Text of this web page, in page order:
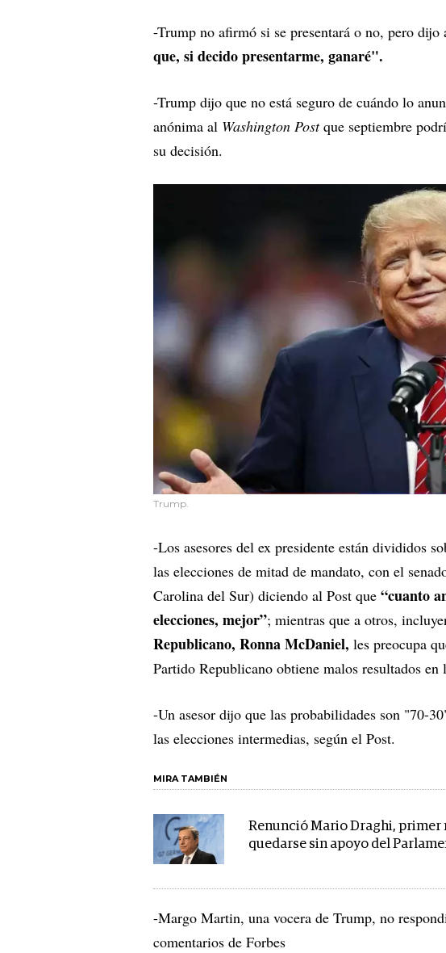
-Trump no afirmó si se presentará o no, pero dijo
que, si decido presentarme, ganaré".
-Trump dijo que no está seguro de cuándo lo
anónima al Washington Postque septiembre
su decisión.
Trump.
-Los asesores del ex presidente están divididos
las elecciones de mitad de mandato, con el
Carolina del Sur) diciendo al Post que “cuanto
elecciones, mejor”; mientras que a otros,
Republicano, Ronna McDaniel, les preocupa
Partido Republicano obtiene malos resultados en
-Un asesor dijo que las probabilidades son "70-
las elecciones intermedias, según el Post.
MIRA TAMBIÉN
Renunció Mario Draghi, primer
quedarse sin apoyo del
-Margo Martin, una vocera de Trump, no
comentarios de Forbes